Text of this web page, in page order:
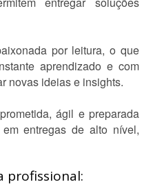
por leitura, o que
aprendizado e com
novas ideias e insights.
ágil e preparada
entregas de alto nível,
profissional: